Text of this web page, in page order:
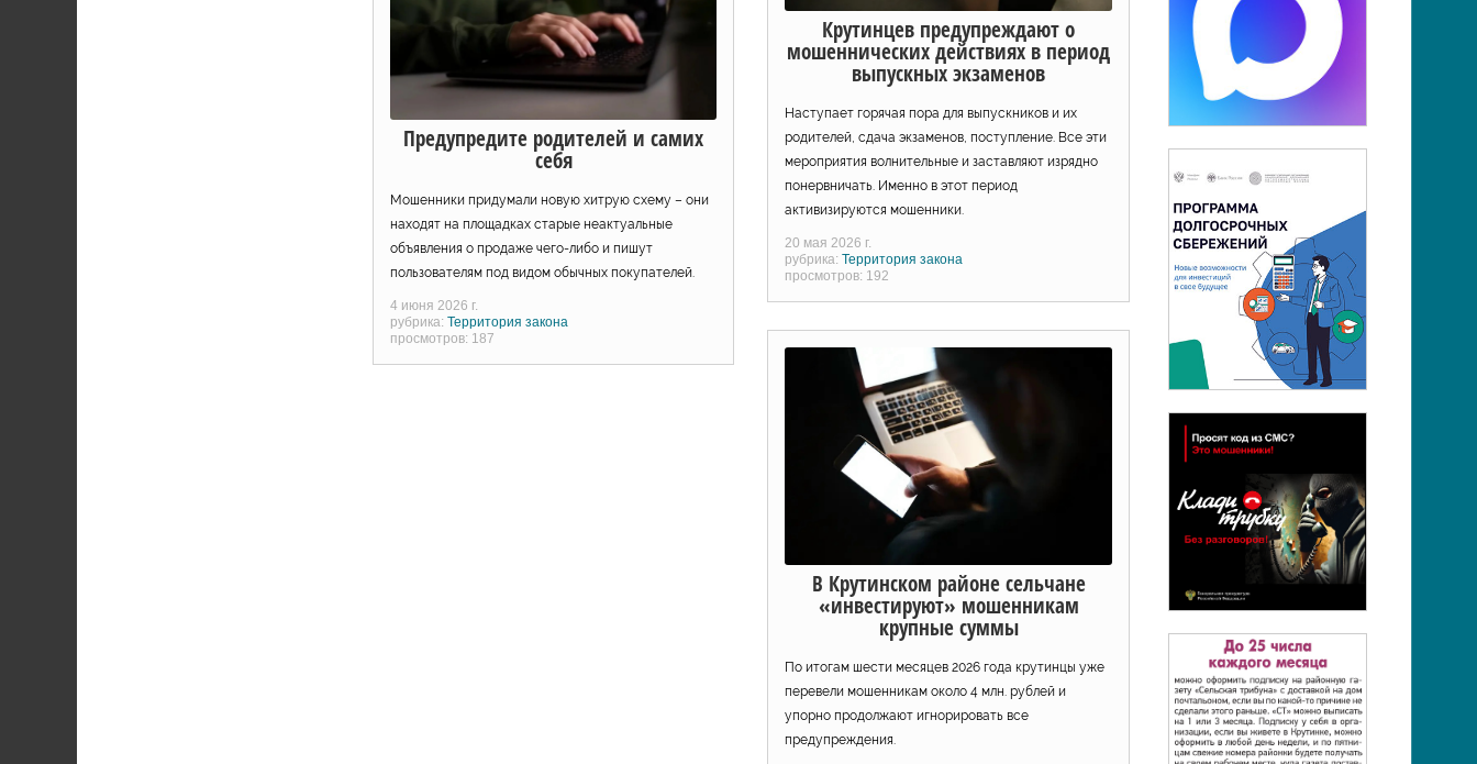
Предупредите родителей и самих
себя
Мошенники придумали новую хитрую схему – они
находят на площадках старые неактуальные
объявления о продаже чего-либо и пишут
пользователям под видом обычных покупателей.
4 июня 2026 г.
рубрика: Территория закона
просмотров: 187
Крутинцев предупреждают о
мошеннических действиях в период
выпускных экзаменов
Наступает горячая пора для выпускников и их
родителей, сдача экзаменов, поступление. Все эти
мероприятия волнительные и заставляют изрядно
понервничать. Именно в этот период
активизируются мошенники.
20 мая 2026 г.
рубрика:Территория закона
просмотров: 192
В Крутинском районе сельчане
«инвестируют» мошенникам
крупные суммы
По итогам шести месяцев 2026 года крутинцы уже
перевели мошенникам около 4 млн. рублей и
упорно продолжают игнорировать все
предупреждения.